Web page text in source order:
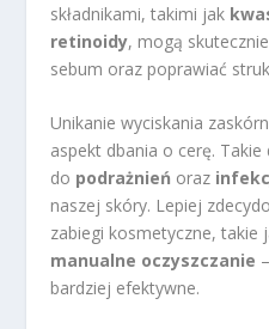
składnikami, takimi jak
retinoidy, mogą
sebum oraz poprawiać
Unikanie wyciskania
aspekt dbania o cerę.
do podrażnień oraz
naszej skóry. Lepiej
zabiegi kosmetyczne, takie
manualne oczyszczanie
bardziej efektywne.